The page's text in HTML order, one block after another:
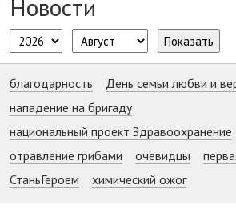
Новости
Показать
благодарность День семьи любви и
нападение на бригаду
национальный проект Здравоохранение
отравление грибами
очевидцы
СтаньГероем
химический ожог